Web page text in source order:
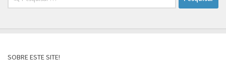
por:
SOBRE ESTE SITE!